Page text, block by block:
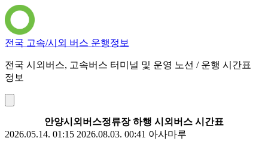
전국 고속/시외 버스 운행정보
전국 시외버스, 고속버스 터미널 및 운영 노선 / 운행 시간표
정보
안양시외버스정류장 하행 시외버스 시간표
2026.05.14. 01:15 2026.08.03. 00:41 아사마루